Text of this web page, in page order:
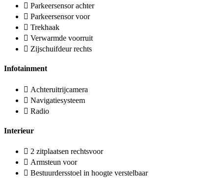
Parkeersensor achter
Parkeersensor voor
Trekhaak
Verwarmde voorruit
Zijschuifdeur rechts
Infotainment
Achteruitrijcamera
Navigatiesysteem
Radio
Interieur
2 zitplaatsen rechtsvoor
Armsteun voor
Bestuurdersstoel in hoogte verstelbaar